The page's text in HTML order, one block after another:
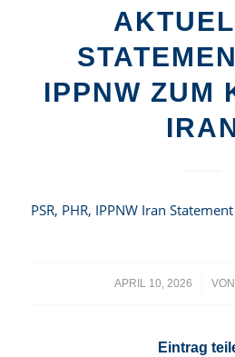
IPPNW ZUM
PSR, PHR, IPPNW Iran
APRIL 10, 2026
/ VON
Eintrag